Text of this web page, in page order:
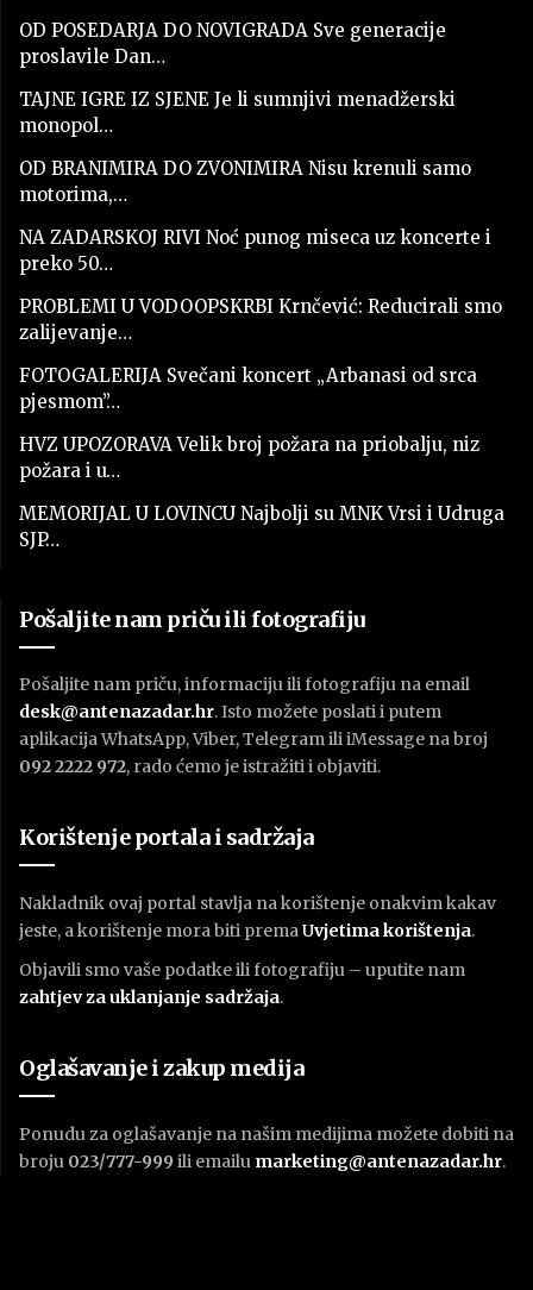
OD POSEDARJA DO NOVIGRADA Sve generacije
proslavile Dan…
TAJNE IGRE IZ SJENE Je li sumnjivi menadžerski
monopol…
OD BRANIMIRA DO ZVONIMIRA Nisu krenuli samo
motorima,…
NA ZADARSKOJ RIVI Noć punog miseca uz koncerte i
preko 50…
PROBLEMI U VODOOPSKRBI Krnčević: Reducirali smo
zalijevanje…
FOTOGALERIJA Svečani koncert „Arbanasi od srca
pjesmom”…
HVZ UPOZORAVA Velik broj požara na priobalju, niz
požara i u…
MEMORIJAL U LOVINCU Najbolji su MNK Vrsi i Udruga
SJP…
Pošaljite nam priču ili fotografiju
Pošaljite nam priču, informaciju ili fotografiju na email
desk@antenazadar.hr. Isto možete poslati i putem
aplikacija WhatsApp, Viber, Telegram ili iMessage na broj
092 2222 972, rado ćemo je istražiti i objaviti.
Korištenje portala i sadržaja
Nakladnik ovaj portal stavlja na korištenje onakvim kakav
jeste, a korištenje mora biti premaUvjetima korištenja.
Objavili smo vaše podatke ili fotografiju – uputite nam
zahtjev za uklanjanje sadržaja.
Oglašavanje i zakup medija
Ponudu za oglašavanje na našim medijima možete dobiti na
broju 023/777-999 ili emailu marketing@antenazadar.hr.